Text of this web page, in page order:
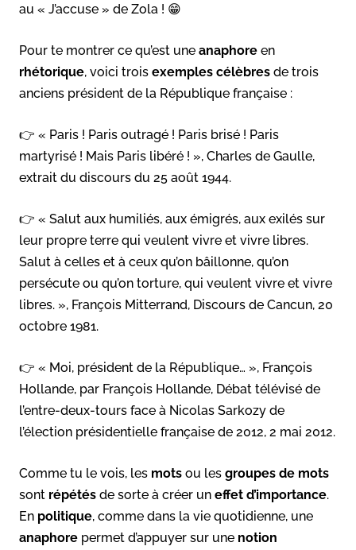
au « J’accuse » de Zola ! 😁
Pour te montrer ce qu’est une anaphore en
rhétorique, voici trois exemples célèbres de trois
anciens président de la République française :
👉 « Paris ! Paris outragé ! Paris brisé ! Paris
martyrisé ! Mais Paris libéré ! », Charles de Gaulle,
extrait du discours du 25 août 1944.
👉 « Salut aux humiliés, aux émigrés, aux exilés sur
leur propre terre qui veulent vivre et vivre libres.
Salut à celles et à ceux qu’on bâillonne, qu’on
persécute ou qu’on torture, qui veulent vivre et vivre
libres. », François Mitterrand, Discours de Cancun, 20
octobre 1981.
👉 « Moi, président de la République… », François
Hollande, par François Hollande, Débat télévisé de
l’entre-deux-tours face à Nicolas Sarkozy de
l’élection présidentielle française de 2012, 2 mai 2012.
Comme tu le vois, les mots ou les groupes de mots
sont répétés de sorte à créer un effet d’importance.
En politique, comme dans la vie quotidienne, une
anaphore permet d’appuyer sur une notion